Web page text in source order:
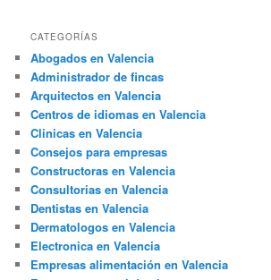
CATEGORÍAS
Abogados en Valencia
Administrador de fincas
Arquitectos en Valencia
Centros de idiomas en Valencia
Clinicas en Valencia
Consejos para empresas
Constructoras en Valencia
Consultorias en Valencia
Dentistas en Valencia
Dermatologos en Valencia
Electronica en Valencia
Empresas alimentación en Valencia